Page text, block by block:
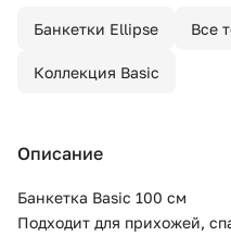
Банкетки Ellipse Все
Коллекция Basic
Описание
Банкетка Basic 100 см
Подходит для прихожей,